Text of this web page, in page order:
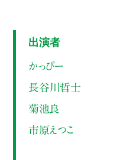
出演者
かっぴー
長谷川哲士
菊池良
市原えつこ